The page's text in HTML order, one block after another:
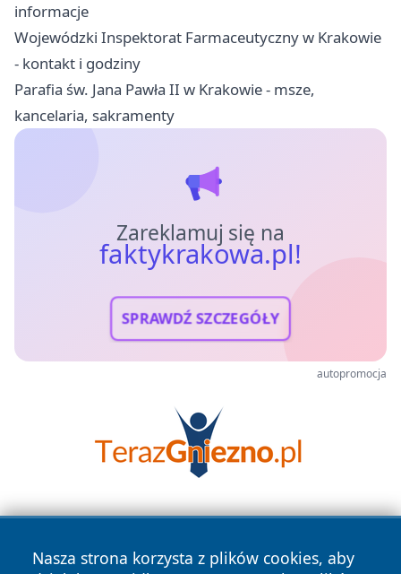
informacje
Wojewódzki Inspektorat Farmaceutyczny w Krakowie
- kontakt i godziny
Parafia św. Jana Pawła II w Krakowie - msze,
kancelaria, sakramenty
Zareklamuj się na
faktykrakowa.pl!
SPRAWDŹ SZCZEGÓŁY
autopromocja
Nasza strona korzysta z plików cookies, aby